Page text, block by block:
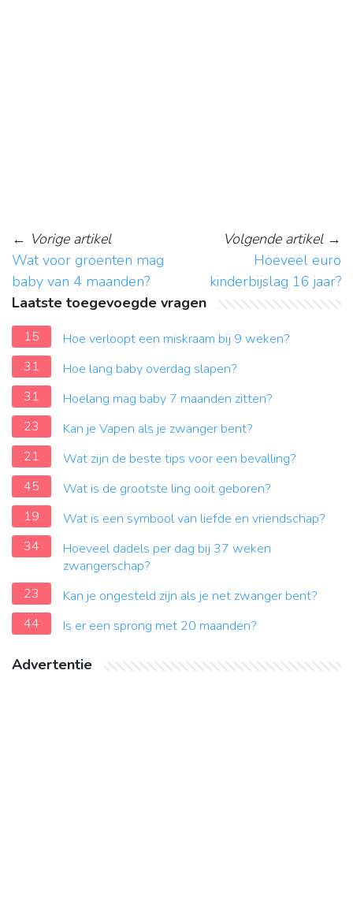
← Vorige artikel
Wat voor groenten mag
baby van 4 maanden?
Volgende artikel→
Hoeveel euro
kinderbijslag 16 jaar?
Laatste toegevoegde vragen
15
Hoe verloopt een miskraam bij 9 weken?
31
Hoe lang baby overdag slapen?
31
Hoelang mag baby 7 maanden zitten?
23
Kan je Vapen als je zwanger bent?
21
Wat zijn de beste tips voor een bevalling?
45
Wat is de grootste ling ooit geboren?
19
Wat is een symbool van liefde en vriendschap?
34
Hoeveel dadels per dag bij 37 weken
zwangerschap?
23
Kan je ongesteld zijn als je net zwanger bent?
44
Is er een sprong met 20 maanden?
Advertentie